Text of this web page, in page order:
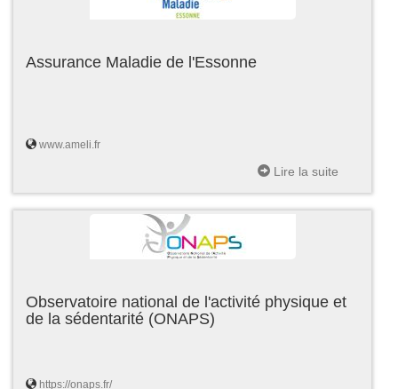
Assurance Maladie de l'Essonne
www.ameli.fr
Lire la suite
Observatoire national de l'activité physique et
de la sédentarité (ONAPS)
https://onaps.fr/